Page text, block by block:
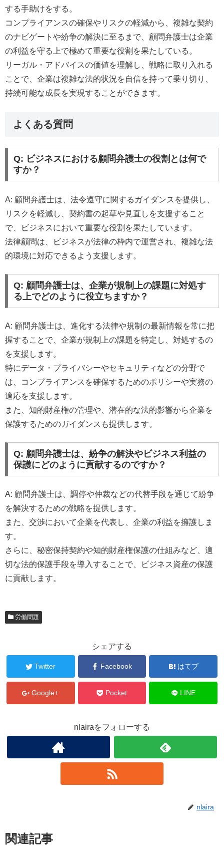
する手助けをする。
コンプライアンスの確保やリスクの軽減から、複雑な契約
のナビゲートや紛争の解決に至るまで、顧問弁護士は企業
の利益を守る上で極めて重要な役割を果たしている。
リーガル・アドバイスの価値を理解し、戦略に取り入れる
ことで、企業は複雑な法的状況を自信を持って乗り切り、
持続可能な成長を実現することができます。
よくある質問
Q: ビジネスにおける顧問弁護士の役割とは何で
すか？
A: 顧問弁護士は、法令遵守に関するガイダンスを提供し、
リスクを軽減し、契約書の起草や見直しを支援すること
で、ビジネスにおいて重要な役割を果たしています。
法律顧問は、ビジネスが法律の枠内で運営され、複雑な法
的環境に対応できるよう支援します。
Q: 顧問弁護士は、企業が規制上の課題に対処す
る上でどのように役立ちますか？
A: 顧問弁護士は、進化する法律や規制の最新情報を常に把
握することで、企業が規制上の課題を特定し、対処するの
を支援します。
特にデータ・プライバシーやセキュリティなどの分野で
は、コンプライアンスを確保するためのポリシーや実務の
適応を支援します。
また、知的財産権の管理や、潜在的な法的影響から企業を
保護するためのガイダンスも提供します。
Q: 顧問弁護士は、紛争の解決やビジネス利益の
保護にどのように貢献するのですか？
A: 顧問弁護士は、調停や仲裁などの代替手段を通じて紛争
を解決するための戦略を提供します。
また、交渉において企業を代表し、企業の利益を擁護しま
す。
さらに、秘密保持契約や知的財産権保護の仕組みなど、適
切な法的保護手段を導入することで、ビジネス資産の保護
に貢献します。
労働問題
シェアする
Twitter Facebook はてブ
Google+ Pocket LINE
nlairaをフォローする
nlaira
関連記事